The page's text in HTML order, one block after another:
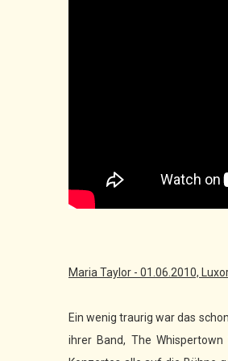
Maria Taylor - 01.06.2010,
Ein wenig traurig war das
ihrer Band, The